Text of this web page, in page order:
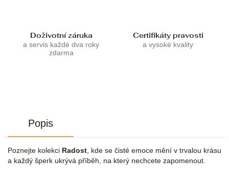
Doživotní záruka
a servis každé dva roky
zdarma
Certifikáty pravosti
a vysoké kvality
Popis
Poznejte kolekci Radost , kde se čisté emoce mění v trvalou krásu
a každý šperk ukrývá příběh, na který nechcete zapomenout.